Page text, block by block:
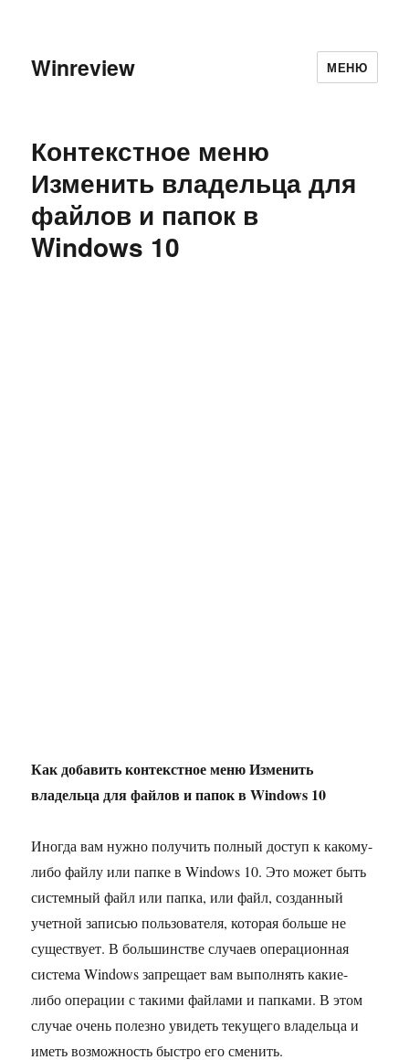
Winreview МЕНЮ
Контекстное меню
Изменить владельца для
файлов и папок в
Windows 10
Как добавить контекстное меню Изменить
владельца для файлов и папок в Windows 10
Иногда вам нужно получить полный доступ к какому-
либо файлу или папке в Windows 10. Это может быть
системный файл или папка, или файл, созданный
учетной записью пользователя, которая больше не
существует. В большинстве случаев операционная
система Windows запрещает вам выполнять какие-
либо операции с такими файлами и папками. В этом
случае очень полезно увидеть текущего владельца и
иметь возможность быстро его сменить.